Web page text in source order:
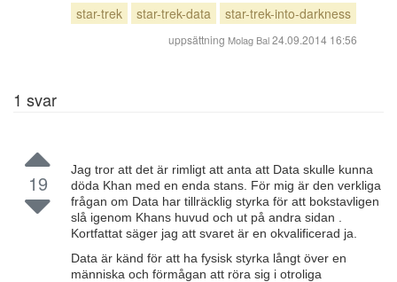
star-trek star-trek-data star-trek-into-darkness
uppsättning Molag Bal24.09.2014 16:56
1 svar
19
Jag tror att det är rimligt att anta att Data skulle kunna
döda Khan med en enda stans. För mig är den verkliga
frågan om Data har tillräcklig styrka för att bokstavligen
slå igenom Khans huvud och ut på andra sidan .
Kortfattat säger jag att svaret är en okvalificerad ja.
Data är känd för att ha fysisk styrka långt över en
människa och förmågan att röra sig i otroliga